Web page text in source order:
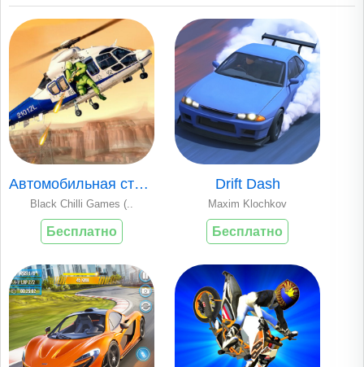
Автомобильная стрелялка
Black Chilli Games (..
Бесплатно
Drift Dash
Maxim Klochkov
Бесплатно